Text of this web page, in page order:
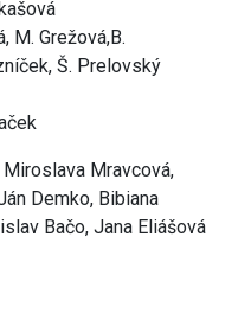
M. Grežová,B.
Š. Prelovský
Mravcová,
Demko, Bibiana
Bačo, Jana Eliášová